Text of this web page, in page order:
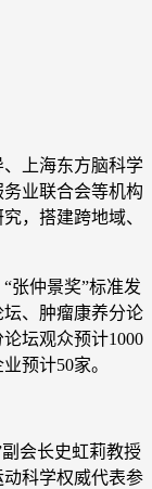
上海东方脑科学
业联合会等机构
，搭建跨地域、
张仲景奖”标准发
、肿瘤康养分论
坛观众预计1000
预计50家。
会长史虹莉教授
科学权威代表参